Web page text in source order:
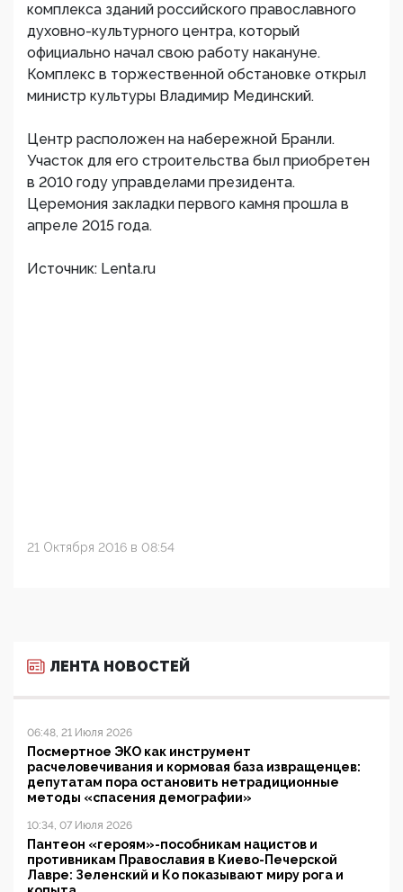
комплекса зданий российского православного
духовно-культурного центра, который
официально начал свою работу накануне.
Комплекс в торжественной обстановке открыл
министр культуры Владимир Мединский.
Центр расположен на набережной Бранли.
Участок для его строительства был приобретен
в 2010 году управделами президента.
Церемония закладки первого камня прошла в
апреле 2015 года.
Источник: Lenta.ru
21 Октября 2016 в 08:54
ЛЕНТА НОВОСТЕЙ
06:48, 21 Июля 2026
Посмертное ЭКО как инструмент
расчеловечивания и кормовая база извращенцев:
депутатам пора остановить нетрадиционные
методы «спасения демографии»
10:34, 07 Июля 2026
Пантеон «героям»-пособникам нацистов и
противникам Православия в Киево-Печерской
Лавре: Зеленский и Ко показывают миру рога и